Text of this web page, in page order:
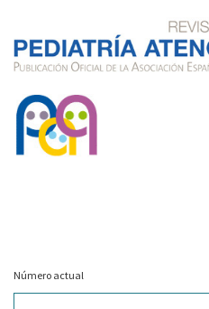
Número actual